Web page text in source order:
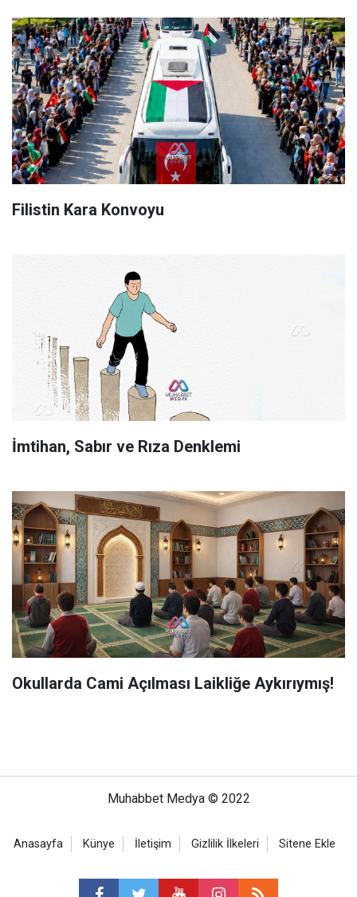
Filistin Kara Konvoyu
İmtihan, Sabır ve Rıza Denklemi
Okullarda Cami Açılması Laikliğe Aykırıymış!
Muhabbet Medya © 2022
Anasayfa Künye İletişim Gizlilik İlkeleri Sitene Ekle